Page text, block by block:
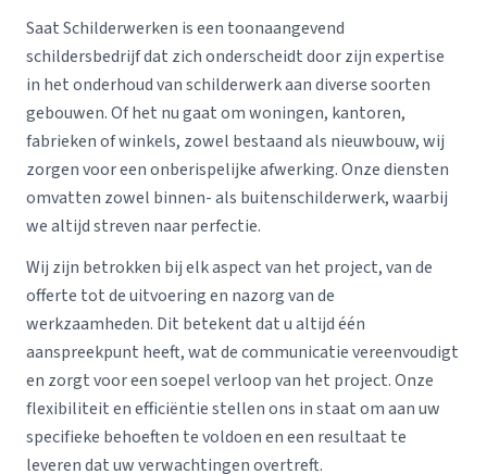
Saat Schilderwerken is een toonaangevend
schildersbedrijf dat zich onderscheidt door zijn expertise
in het onderhoud van schilderwerk aan diverse soorten
gebouwen. Of het nu gaat om woningen, kantoren,
fabrieken of winkels, zowel bestaand als nieuwbouw, wij
zorgen voor een onberispelijke afwerking. Onze diensten
omvatten zowel binnen- als buitenschilderwerk, waarbij
we altijd streven naar perfectie.
Wij zijn betrokken bij elk aspect van het project, van de
offerte tot de uitvoering en nazorg van de
werkzaamheden. Dit betekent dat u altijd één
aanspreekpunt heeft, wat de communicatie vereenvoudigt
en zorgt voor een soepel verloop van het project. Onze
flexibiliteit en efficiëntie stellen ons in staat om aan uw
specifieke behoeften te voldoen en een resultaat te
leveren dat uw verwachtingen overtreft.